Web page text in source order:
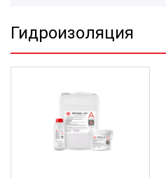
Гидроизоляция